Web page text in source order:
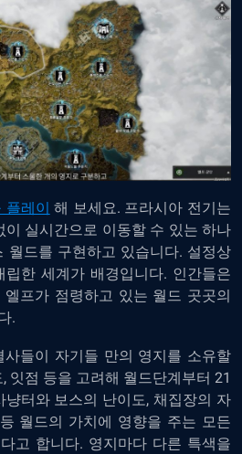
플레이 해 보세요. 프라시아 전기는
이 실시간으로 이동할 수 있는 하나
월드를 구현하고 있습니다. 설정상
한 세계가 배경입니다. 인간들은
프가 점령하고 있는 월드 곳곳의
.
들이 자기들 만의 영지를 소유할
잇점 등을 고려해 월드단계부터 21
냥터와 보스의 난이도, 채집장의 자
월드의 가치에 영향을 주는 모든
고 합니다. 영지마다 다른 특색을